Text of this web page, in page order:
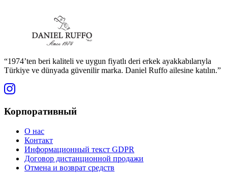
“1974’ten beri kaliteli ve uygun fiyatlı deri erkek ayakkabılarıyla
Türkiye ve dünyada güvenilir marka. Daniel Ruffo ailesine katılın.”
Корпоративный
О нас
Контакт
Информационный текст GDPR
Договор дистанционной продажи
Отмена и возврат средств